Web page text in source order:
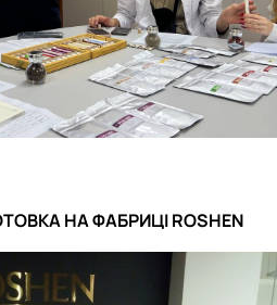
НА ФАБРИЦІ ROSHEN